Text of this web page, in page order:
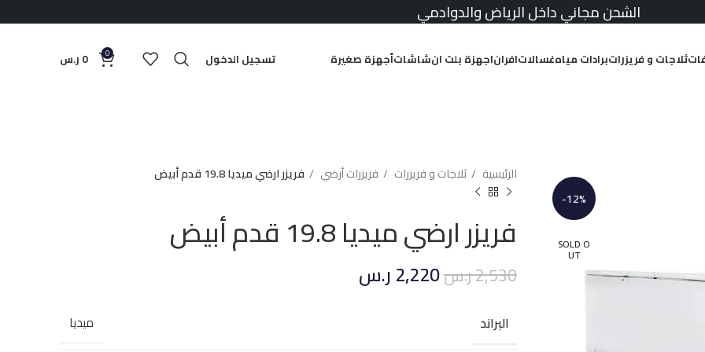
الشحن مجاني داخل الرياض والدوادمي
ثلاجات و فريزراتبرادات مياهغسالاتافراناجهزة بلت انشاشاتأجهزة صغيرة تسجيل الدخول 0
0 ر.س
-12%
SOLD O
UT
الرئيسية ثلاجات و فريزرات فريزرات أرضي فريزر ارضي ميديا 19.8 قدم أبيض
فريزر ارضي ميديا 19.8 قدم أبيض
2,530ر.س2,220ر.س
البراند ميديا